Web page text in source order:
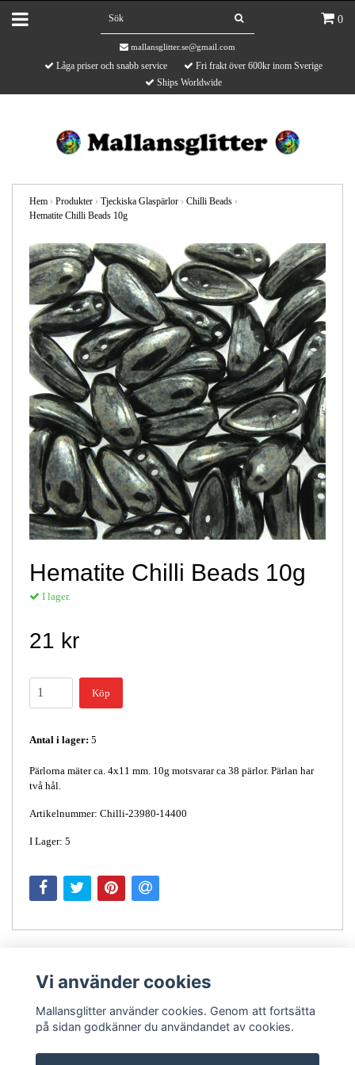
0
mallansglitter.se@gmail.com
Låga priser och snabb service
Fri frakt över 600kr inom Sverige
Ships Worldwide
Hem › Produkter › Tjeckiska Glaspärlor › Chilli Beads ›
Hematite Chilli Beads 10g
Hematite Chilli Beads 10g
I lager.
21 kr
Köp
Antal i lager: 5
Pärlorna mäter ca. 4x11 mm. 10g motsvarar ca 38 pärlor. Pärlan har
två hål.
Artikelnummer: Chilli-23980-14400
I Lager: 5
Vi använder cookies
Mallansglitter använder cookies. Genom att fortsätta
på sidan godkänner du användandet av cookies.